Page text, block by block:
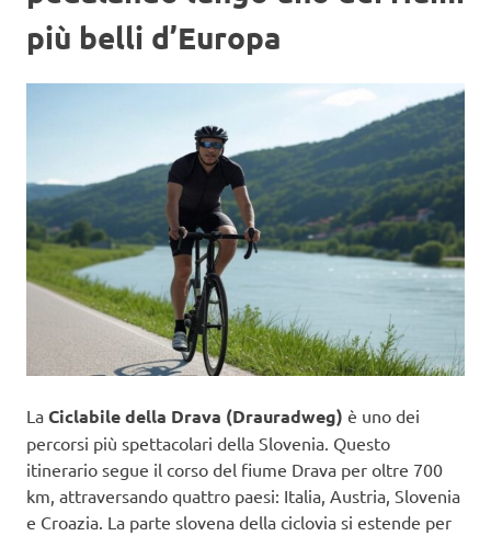
più belli d’Europa
La Ciclabile della Drava (Drauradweg) è uno dei
percorsi più spettacolari della Slovenia. Questo
itinerario segue il corso del fiume Drava per oltre 700
km, attraversando quattro paesi: Italia, Austria, Slovenia
e Croazia. La parte slovena della ciclovia si estende per